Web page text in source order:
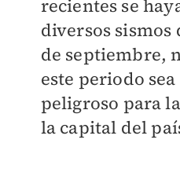
recientes se
diversos
de septiembre,
este periodo
peligroso para
la capital del